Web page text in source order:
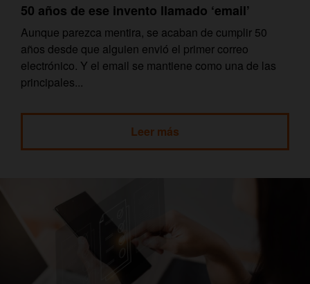
50 años de ese invento llamado ‘email’
Aunque parezca mentira, se acaban de cumplir 50
años desde que alguien envió el primer correo
electrónico. Y el email se mantiene como una de las
principales...
Leer más